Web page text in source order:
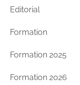
Editorial
Formation
Formation 2025
Formation 2026